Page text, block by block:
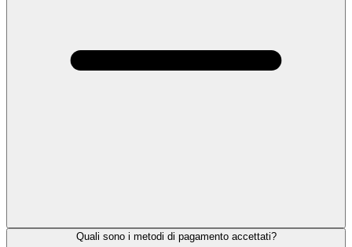
Quali sono i metodi di pagamento accettati?